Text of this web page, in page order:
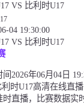
VS 比利时U17
04 19:30:00
VS 比利时U17
间2026年06月04日
时U17高清在线直
直播，比赛数据实